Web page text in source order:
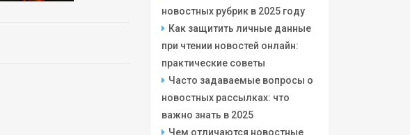
новостных рубрик в 2025 году
Как защитить личные данные
при чтении новостей онлайн:
практические советы
Часто задаваемые вопросы о
новостных рассылках: что
важно знать в 2025
Чем отличаются новостные